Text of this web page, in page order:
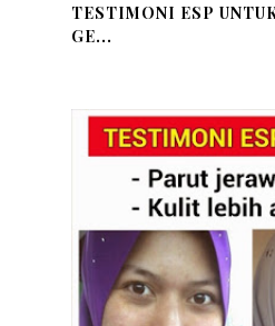
TESTIMONI ESP
GE...